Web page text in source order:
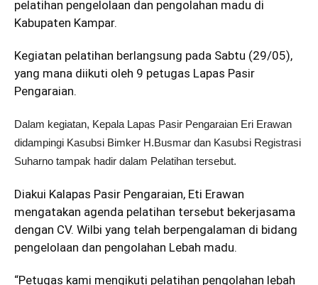
pelatihan pengelolaan dan pengolahan madu di
Kabupaten Kampar.
Kegiatan pelatihan berlangsung pada Sabtu (29/05),
yang mana diikuti oleh 9 petugas Lapas Pasir
Pengaraian.
Dalam kegiatan, Kepala Lapas Pasir Pengaraian Eri Erawan
didampingi Kasubsi Bimker H.Busmar dan Kasubsi Registrasi
Suharno tampak hadir dalam Pelatihan tersebut.
Diakui Kalapas Pasir Pengaraian, Eti Erawan
mengatakan agenda pelatihan tersebut bekerjasama
dengan CV. Wilbi yang telah berpengalaman di bidang
pengelolaan dan pengolahan Lebah madu.
“Petugas kami mengikuti pelatihan pengolahan lebah